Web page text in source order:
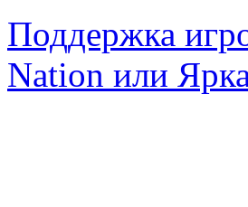
Поддержка
Nation или